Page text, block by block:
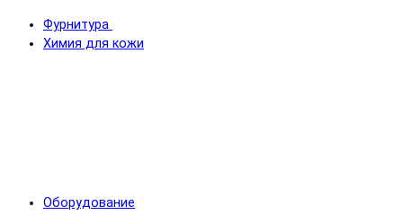
Фурнитура
Химия для кожи
Оборудование